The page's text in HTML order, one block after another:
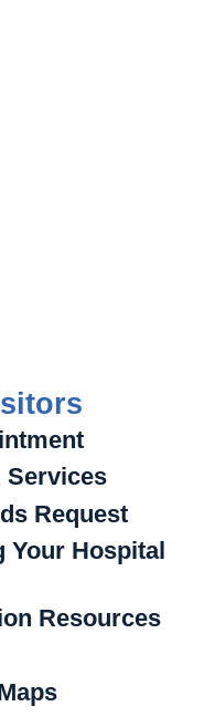
Services
Request
Your Hospital
Resources